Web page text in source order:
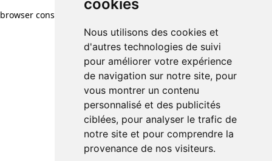
cookies
Nous utilisons des cookies et
d'autres technologies de suivi
pour améliorer votre expérience
de navigation sur notre site, pour
vous montrer un contenu
personnalisé et des publicités
ciblées, pour analyser le trafic de
notre site et pour comprendre la
provenance de nos visiteurs.
browser console for more information)